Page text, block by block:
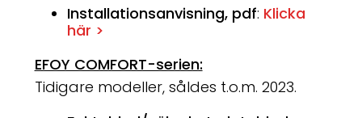
Installationsanvisning, pdf: Klicka
här >
EFOY COMFORT-serien:
Tidigare modeller, såldes t.o.m. 2023.